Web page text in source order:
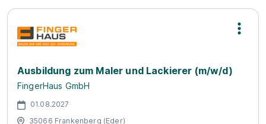
Ausbildung zum Maler und Lackierer (m/w/d)
FingerHaus GmbH
01.08.2027
35066 Frankenberg (Eder)